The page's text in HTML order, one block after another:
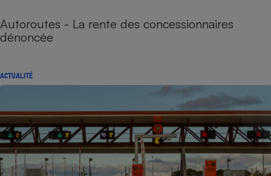
Autoroutes - La rente des concessionnaires
dénoncée
ACTUALITÉ